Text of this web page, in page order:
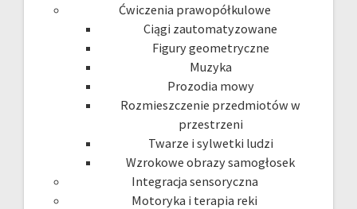
Ćwiczenia prawopółkulowe
Ciągi zautomatyzowane
Figury geometryczne
Muzyka
Prozodia mowy
Rozmieszczenie przedmiotów w
przestrzeni
Twarze i sylwetki ludzi
Wzrokowe obrazy samogłosek
Integracja sensoryczna
Motoryka i terapia reki